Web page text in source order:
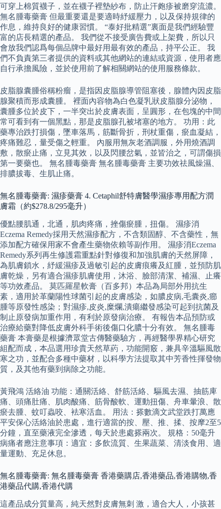
可穿上棉質襪子，並在襪子裡墊紗布，防止汗皰疹被磨穿流濃。
無名腫毒藥膏 但最重要還是要適時紓緩壓力，以及保持規律的
作息，維持良好的健康習慣。 “泰好批精選”裏面是我們經驗豐
富的店長精選的產品。 我們從不接受廣告費或上架費，所以只
會放我們認爲每個品牌中最好用最有效的產品，持平公正。 我
們不負責第三者提供的資料或其他網站的連結或資源，使用者應
自行承擔風險，並於使用前了解相關網站的使用服務條款。
皮脂腺囊腫俗稱粉瘤，是指因皮脂腺導管阻塞後，腺體內因皮脂
腺聚積而形成囊腫。 裡面內容物為白色凝乳狀皮脂腺分泌物，
囊腫多位於皮下，一半突出於皮膚表面，呈圓形，在包塊的中間
常可看到有一個黑點，那是皮脂腺孔被堵塞的地方。 功用：此
藥專治跌打損傷，墜車落馬，筋斷骨折，刑杖重傷，瘀血凝結，
疼痛難忍，量受傷之輕重。 內服用無灰老酒調服，外用燒酒調
敷，散瘀止痛，立見其效，以及閃腰岔氣，並皆治之，可謂傷損
第一要藥也。 無名腫毒藥膏 無名腫毒藥膏 主要功效祛風燥濕、
排膿拔毒、生肌止痛。
無名腫毒藥膏: 濕疹藥膏 4. Cetaphil舒特膚醫學濕疹專用配方潤
膚霜（約$278.8/295毫升）
優點腰肌通，北通，肌肉疼痛，挫傷瘀腫，扭傷。 濕疹消
Eczema Remedy採用天然濕疹配方，不含類固醇、不含藥性，無
添加配方確保用家不會產生藥物依賴等副作用。 濕疹消Eczema
Remedy系列再生修護霜重點針對修復和加強肌膚的天然屏障，
為肌膚鎖水，紓緩濕疹及過敏引起的皮膚痕癢及紅腫，並預防肌
膚乾燥，另有適合濕疹肌膚使用，沐浴、臉部清潔、補濕、止癢
等功效產品。 莫匹羅星軟膏（百多邦）本品為局部外用抗生
素，適用於革蘭陽性球菌引起的皮膚感染，如膿皮病,毛囊炎,癤
腫等原發性感染；對濕疹,皮炎,糜爛,潰瘍繼發感染可起到抗菌及
制止原發病加重作用，有利於原發病治療。 有報告本品預防或
治療給藥對降低皮膚外科手術後傷口化膿十分有效。 無名腫毒
藥膏 本膏藥是根據濟眾堂古傳醫藥驗方，再經醫學界精心研究
組配而成，本品選用珍貴天然草葯，功能開竅，兼具辛溫驅風散
寒之功，並配合多種中藥材，以科學方法提取其中芳香性揮發物
質，及其他有藥到病除之功能。
黃飛鴻 活絡油 功能：通關活絡、舒筋活絡、驅風去濕、抽筋庳
痛、頭痛肚痛、肌肉酸痛、筋骨酸軟、運動扭傷、舟車暈浪、散
瘀去腫、蚊叮蟲咬、袪寒活血。 用法：搽數滴文武堂跌打萬應
平安保心活絡油於患處，進行適當的按、壓、推、揉、按摩2至5
分鐘，直至藥液完全滲透，每天於患處搽兩次。 規格：50毫升
病痛者應注意事項：適宜：多飲流質、生果蔬菜、清淡食用、適
量運動、充足休息。
無名腫毒藥膏: 無名腫毒藥膏 香港藥購店,香港藥品,香港購物,香
港藥品代購,香港代購
這產品成分質量高，純天然對皮膚無刺 激，適合大人，小孩甚